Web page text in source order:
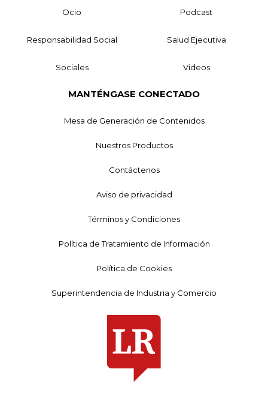
Ocio Podcast
Responsabilidad Social Salud Ejecutiva
Sociales Videos
MANTÉNGASE CONECTADO
Mesa de Generación de Contenidos
Nuestros Productos
Contáctenos
Aviso de privacidad
Términos y Condiciones
Política de Tratamiento de Información
Política de Cookies
Superintendencia de Industria y Comercio